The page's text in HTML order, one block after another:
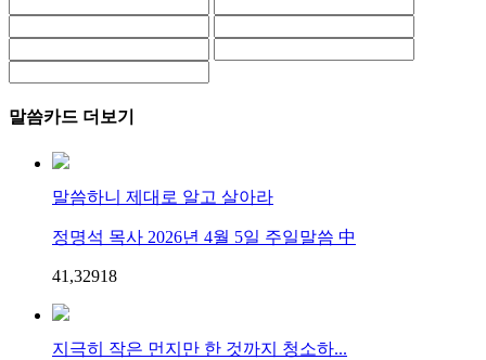
말씀카드 더보기
말씀하니 제대로 알고 살아라
정명석 목사 2026년 4월 5일 주일말씀 中
41,32918
지극히 작은 먼지만 한 것까지 청소하...